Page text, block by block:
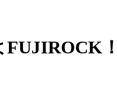
FUJIROCK